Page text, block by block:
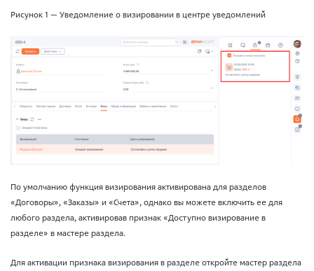
Рисунок 1 — Уведомление о визировании в центре уведомлений
По умолчанию функция визирования активирована для разделов
«Договоры», «Заказы» и «Счета», однако вы можете включить ее для
любого раздела, активировав признак «Доступно визирование в
разделе» в мастере раздела.
Для активации признака визирования в разделе откройте мастер раздела